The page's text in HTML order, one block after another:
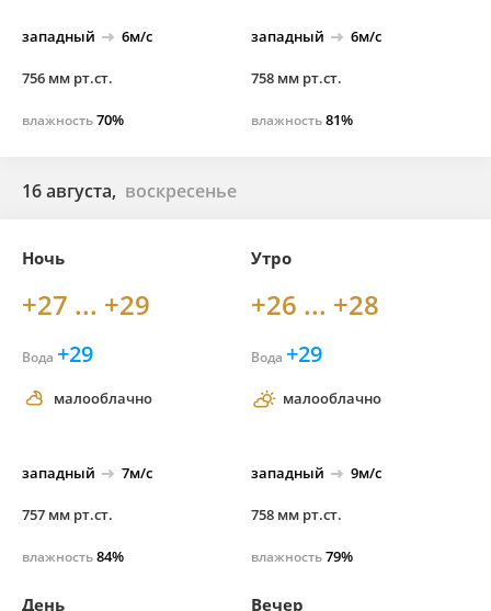
западный 6м/с
756 мм рт.ст.
влажность70%
западный 6м/с
758 мм рт.ст.
влажность81%
16 августа, воскресенье
Ночь
+27 ... +29
Вода +29
малооблачно
западный 7м/с
757 мм рт.ст.
влажность84%
Утро
+26 ... +28
Вода +29
малооблачно
западный 9м/с
758 мм рт.ст.
влажность79%
День Вечер